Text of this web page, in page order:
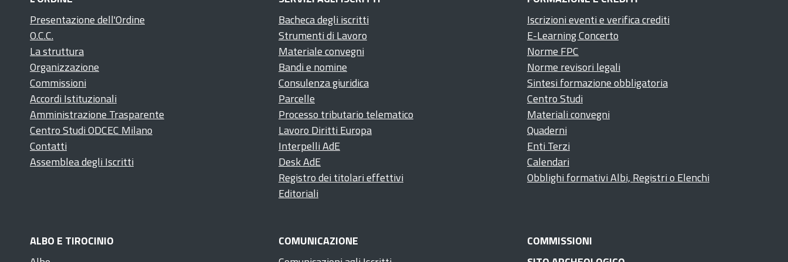
Presentazione dell'Ordine
O.C.C.
La struttura
Organizzazione
Commissioni
Accordi Istituzionali
Amministrazione Trasparente
Centro Studi ODCEC Milano
Contatti
Assemblea degli Iscritti
Bacheca degli iscritti
Strumenti di Lavoro
Materiale convegni
Bandi e nomine
Consulenza giuridica
Parcelle
Processo tributario telematico
Lavoro Diritti Europa
Interpelli AdE
Desk AdE
Registro dei titolari effettivi
Editoriali
Iscrizioni eventi e verifica crediti
E-Learning Concerto
Norme FPC
Norme revisori legali
Sintesi formazione obbligatoria
Centro Studi
Materiali convegni
Quaderni
Enti Terzi
Calendari
Obblighi formativi Albi, Registri o Elenchi
ALBO E TIROCINIO
COMUNICAZIONE
COMMISSIONI